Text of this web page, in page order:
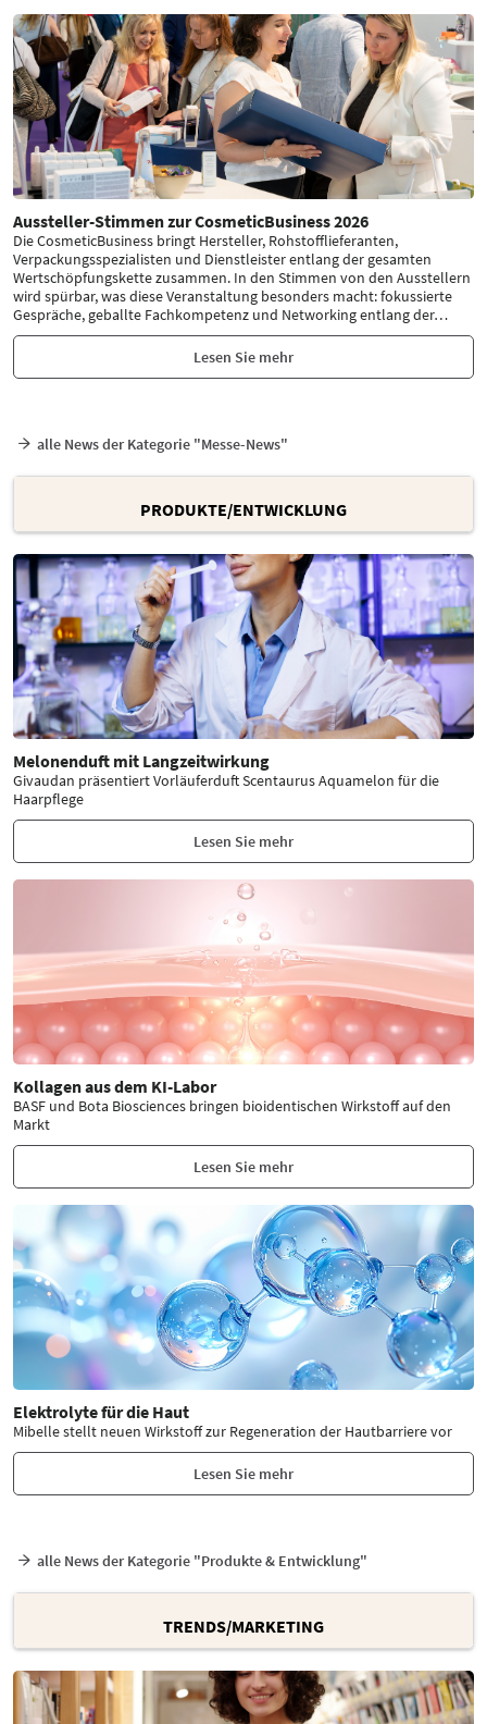
Aussteller-Stimmen zur CosmeticBusiness 2026
Die CosmeticBusiness bringt Hersteller, Rohstofflieferanten,
Verpackungsspezialisten und Dienstleister entlang der gesamten
Wertschöpfungskette zusammen. In den Stimmen von den Ausstellern
wird spürbar, was diese Veranstaltung besonders macht: fokussierte
Gespräche, geballte Fachkompetenz und Networking entlang der…
Lesen Sie mehr
alle News der Kategorie "Messe-News"
PRODUKTE/ENTWICKLUNG
Melonenduft mit Langzeitwirkung
Givaudan präsentiert Vorläuferduft Scentaurus Aquamelon für die
Haarpflege
Lesen Sie mehr
Kollagen aus dem KI-Labor
BASF und Bota Biosciences bringen bioidentischen Wirkstoff auf den
Markt
Lesen Sie mehr
Elektrolyte für die Haut
Mibelle stellt neuen Wirkstoff zur Regeneration der Hautbarriere vor
Lesen Sie mehr
alle News der Kategorie "Produkte & Entwicklung"
TRENDS/MARKETING